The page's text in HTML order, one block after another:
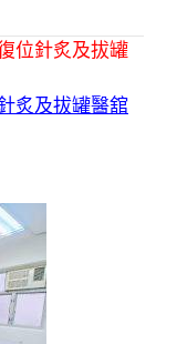
位針炙及拔罐
炙及拔罐醫舘